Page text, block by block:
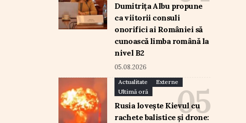
Dumitrița Albu propune
ca viitorii consuli
onorifici ai României să
cunoască limba română la
nivel B2
05.08.2026
Actualitate
Externe
Ultimă oră
Rusia lovește Kievul cu
rachete balistice și drone: